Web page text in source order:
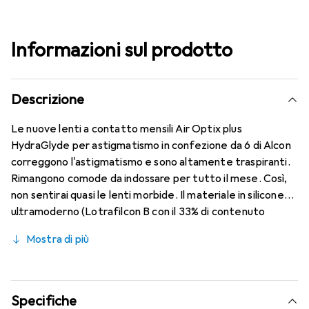
Informazioni sul prodotto
Descrizione
Le nuove lenti a contatto mensili Air Optix plus
HydraGlyde per astigmatismo in confezione da 6 di Alcon
correggono l'astigmatismo e sono altamente traspiranti.
Rimangono comode da indossare per tutto il mese. Così,
non sentirai quasi le lenti morbide. Il materiale in silicone
ultramoderno (Lotrafilcon B con il 33% di contenuto
Moisture Matrix e la nota tecnologia SmartShield,
conosci. Un comfort duraturo e senza interruzioni per
tutto il giorno con le lenti mensili.
Mostra di più
Specifiche